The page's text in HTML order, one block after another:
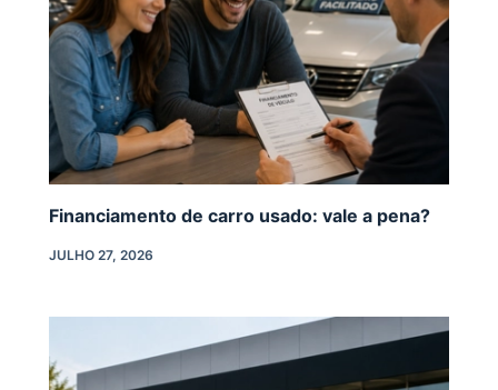
Financiamento de carro usado: vale a pena?
JULHO 27, 2026